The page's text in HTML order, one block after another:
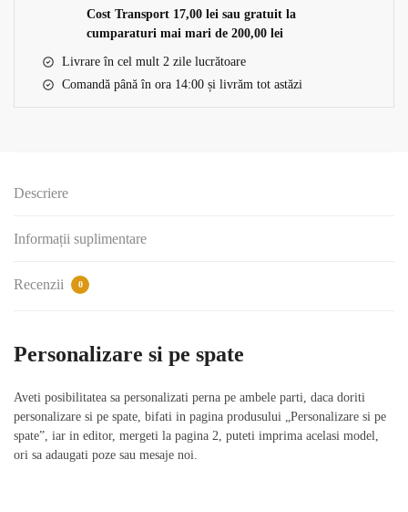
Cost Transport 17,00 lei sau gratuit la
cumparaturi mai mari de 200,00 lei
Livrare în cel mult 2 zile lucrătoare
Comandă până în ora 14:00 și livrăm tot astăzi
Descriere
Informații suplimentare
Recenzii 0
Personalizare si pe spate
Aveti posibilitatea sa personalizati perna pe ambele parti, daca doriti
personalizare si pe spate, bifati in pagina produsului „Personalizare si pe
spate”, iar in editor, mergeti la pagina 2, puteti imprima acelasi model,
ori sa adaugati poze sau mesaje noi.